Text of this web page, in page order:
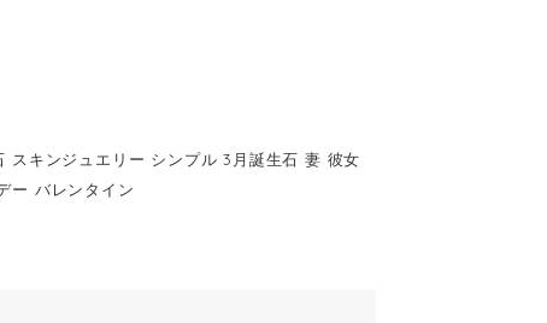
キンジュエリー シンプル 3月誕生石 妻 彼女
ー バレンタイン